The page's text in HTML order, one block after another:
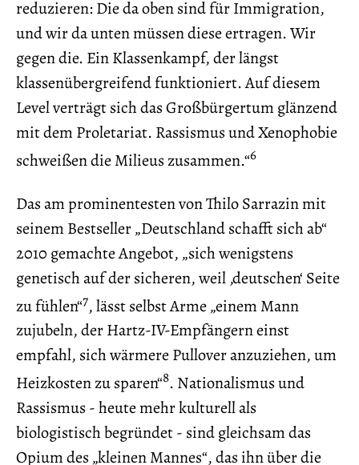
reduzieren: Die da oben sind für Immigration,
und wir da unten müssen diese ertragen. Wir
gegen die. Ein Klassenkampf, der längst
klassenübergreifend funktioniert. Auf diesem
Level verträgt sich das Großbürgertum glänzend
mit dem Proletariat. Rassismus und Xenophobie
schweißen die Milieus zusammen.“6
Das am prominentesten von Thilo Sarrazin mit
seinem Bestseller „Deutschland schafft sich ab“
2010 gemachte Angebot, „sich wenigstens
genetisch auf der sicheren, weil ‚deutschen‘ Seite
zu fühlen“7, lässt selbst Arme „einem Mann
zujubeln, der Hartz-IV-Empfängern einst
empfahl, sich wärmere Pullover anzuziehen, um
Heizkosten zu sparen“8. Nationalismus und
Rassismus - heute mehr kulturell als
biologistisch begründet - sind gleichsam das
Opium des „kleinen Mannes“, das ihn über die